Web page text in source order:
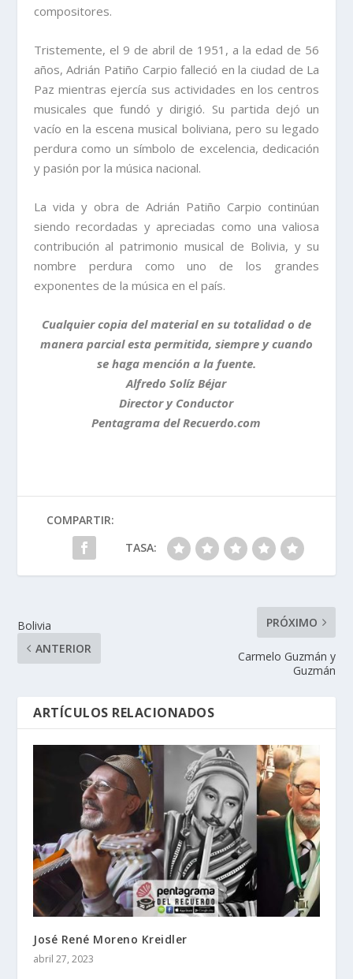
compositores.
Tristemente, el 9 de abril de 1951, a la edad de 56
años, Adrián Patiño Carpio falleció en la ciudad de La
Paz mientras ejercía sus actividades en los centros
musicales que fundó y dirigió. Su partida dejó un
vacío en la escena musical boliviana, pero su legado
perdura como un símbolo de excelencia, dedicación
y pasión por la música nacional.
La vida y obra de Adrián Patiño Carpio continúan
siendo recordadas y apreciadas como una valiosa
contribución al patrimonio musical de Bolivia, y su
nombre perdura como uno de los grandes
exponentes de la música en el país.
Cualquier copia del material en su totalidad o de
manera parcial esta permitida, siempre y cuando
se haga mención a la fuente.
Alfredo Solíz Béjar
Director y Conductor
Pentagrama del Recuerdo.com
COMPARTIR:
TASA:
Bolivia
ANTERIOR
PRÓXIMO
Carmelo Guzmán y
Guzmán
ARTÍCULOS RELACIONADOS
José René Moreno Kreidler
abril 27, 2023